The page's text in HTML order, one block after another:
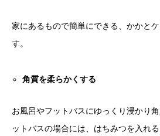
家にあるもので簡単にできる、かかと
す。
角質を柔らかくする
お風呂やフットバスにゆっくり浸かり
ットバスの場合には、はちみつを入れ